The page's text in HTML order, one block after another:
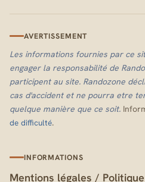
AVERTISSEMENT
Les informations fournies par ce
engager la responsabilité de
participent au site. Randozone
cas d'accident et ne pourra etre
quelque manière que ce soit.
de difficulté.
INFORMATIONS
Mentions légales /